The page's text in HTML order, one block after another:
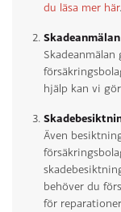
du läsa mer här.
hjälp kan vi
Även
behöver du
för